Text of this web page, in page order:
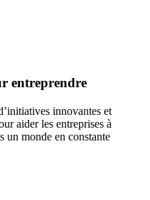
entreprendre
innovantes et
aider les entreprises à
un monde en constante